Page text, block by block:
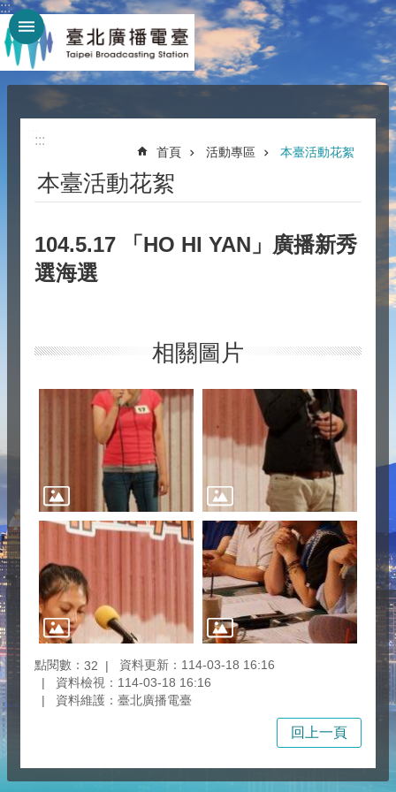
跳到主要內容區塊
:::
:::
首頁 活動專區 本臺活動花絮
本臺活動花絮
104.5.17 「HO HI YAN」廣播新秀
選海選
相關圖片
點閱數： 32
資料更新：114-03-18 16:16
資料檢視：114-03-18 16:16
資料維護：臺北廣播電臺
回上一頁